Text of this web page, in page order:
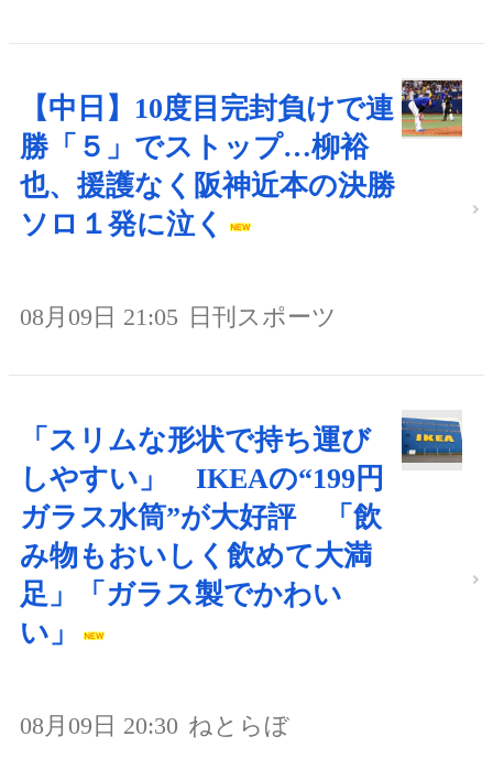
【中日】10度目完封負けで連
勝「５」でストップ…柳裕
也、援護なく阪神近本の決勝
ソロ１発に泣く
08月09日 21:05 日刊スポーツ
「スリムな形状で持ち運び
しやすい」 IKEAの“199円
ガラス水筒”が大好評 「飲
み物もおいしく飲めて大満
足」「ガラス製でかわい
い」
08月09日 20:30 ねとらぼ